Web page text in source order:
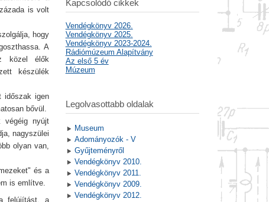
is volt
hogy
A
közel élők
készülék
időszak igen
bővül.
végéig nyújt
nagyszülei
olyan van,
és a
is említve.
felújítást, a
Kapcsolódó cikkek
Vendégkönyv 2026.
Vendégkönyv 2025.
Vendégkönyv 2023-2024.
Rádiómúzeum Alapítvány
Az első 5 év
Múzeum
Legolvasottabb oldalak
Museum
Adományozók - V
Gyűjteményről
Vendégkönyv 2010.
Vendégkönyv 2011.
Vendégkönyv 2009.
Vendégkönyv 2012.